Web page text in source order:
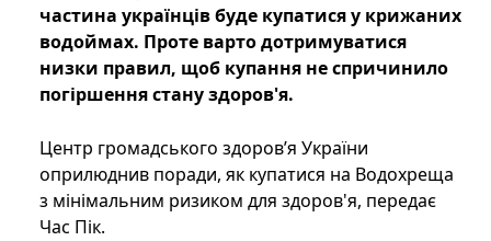
частина українців буде купатися у крижаних
водоймах. Проте варто дотримуватися
низки правил, щоб купання не спричинило
погіршення стану здоров'я.
Центр громадського здоров’я України
оприлюднив поради, як купатися на Водохреща
з мінімальним ризиком для здоров'я, передає
Час Пік.